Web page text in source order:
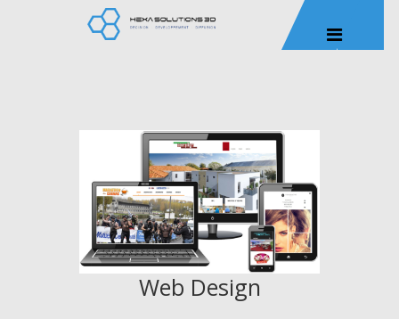
Web Design